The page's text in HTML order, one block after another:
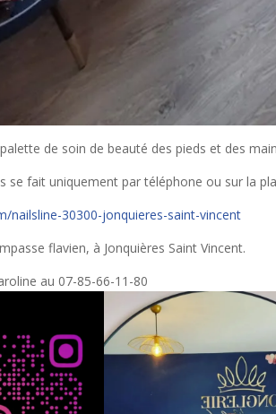
de soin de beauté des pieds et des
se fait uniquement par téléphone ou sur la
nailsline-30300-jonquieres-saint-vincent
flavien, à Jonquières Saint Vincent.
au 07-85-66-11-80